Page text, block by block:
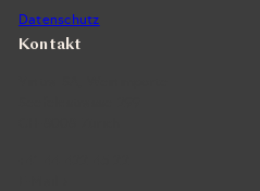
Datenschutz
Kontakt